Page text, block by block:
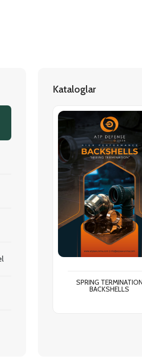
Kataloglar
SPRING
BACKSHELLS